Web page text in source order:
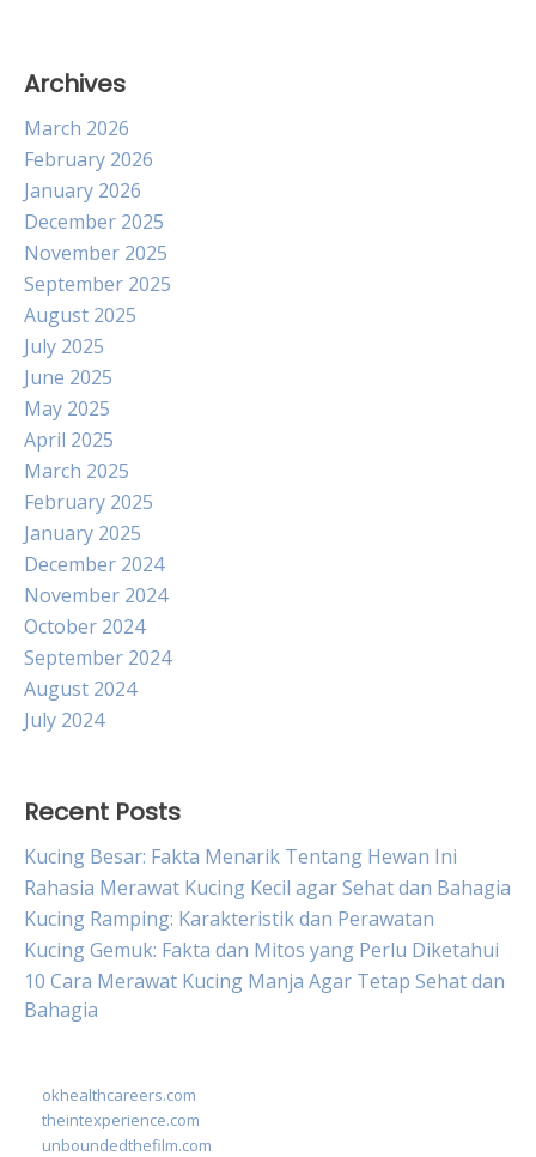
Archives
March 2026
February 2026
January 2026
December 2025
November 2025
September 2025
August 2025
July 2025
June 2025
May 2025
April 2025
March 2025
February 2025
January 2025
December 2024
November 2024
October 2024
September 2024
August 2024
July 2024
Recent Posts
Kucing Besar: Fakta Menarik Tentang Hewan Ini
Rahasia Merawat Kucing Kecil agar Sehat dan Bahagia
Kucing Ramping: Karakteristik dan Perawatan
Kucing Gemuk: Fakta dan Mitos yang Perlu Diketahui
10 Cara Merawat Kucing Manja Agar Tetap Sehat dan
Bahagia
okhealthcareers.com
theintexperience.com
unboundedthefilm.com